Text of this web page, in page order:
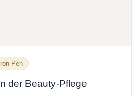
Pen
der Beauty-Pflege